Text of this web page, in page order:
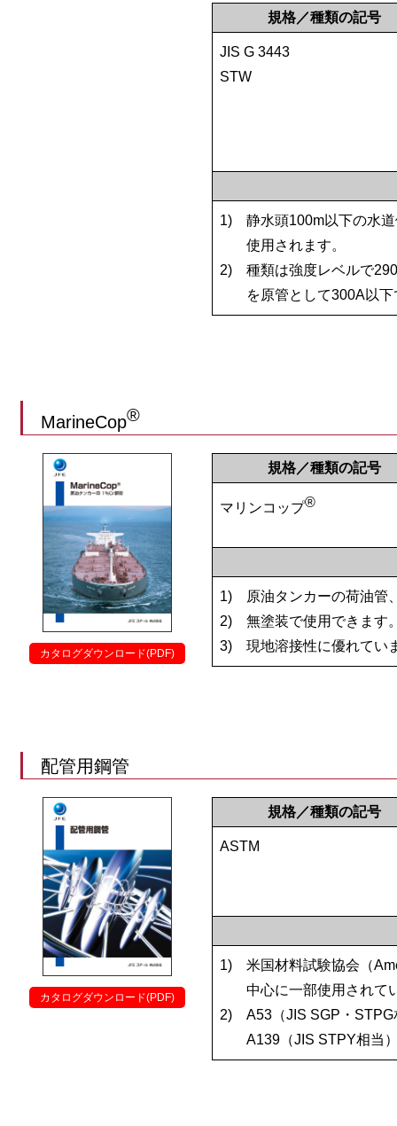
規格／種類の記号
JIS G 3443
STW
1)
静水頭100m以下の水
使用されます。
2)
種類は強度レベルで
を原管として300A以
MarineCop®
カタログダウンロード(PDF)
規格／種類の記号
マリンコップ®
1)
原油タンカーの荷油管
2)
無塗装で使用できます
3)
現地溶接性に優れてい
配管用鋼管
カタログダウンロード(PDF)
規格／種類の記号
ASTM
1)
米国材料試験協会（
中心に一部使用されて
2)
A53（JIS SGP・
A139（JIS STPY相当